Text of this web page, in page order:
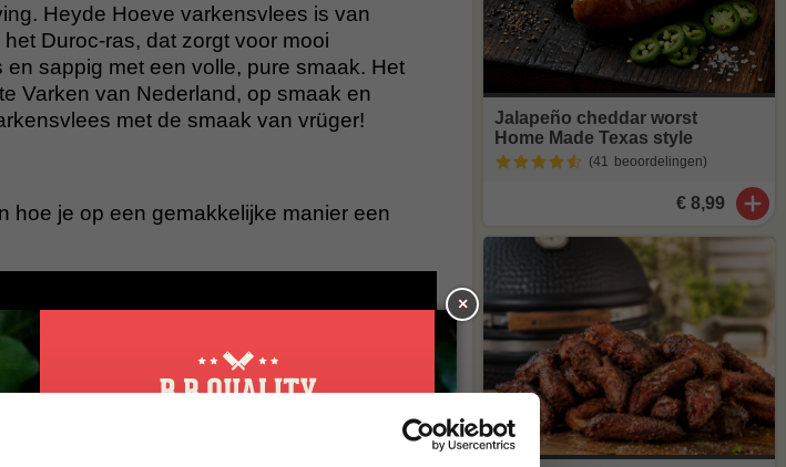
Heyde Hoeve varkensvlees is van
Duroc-ras, dat zorgt voor mooi
sappig met een volle, pure smaak. Het
Varken van Nederland, op smaak en
met de smaak van vrüger!
hoe je op een gemakkelijke manier een
Jalapeño cheddar worst
Home Made Texas style
(41 beoordelingen)
€ 8,99
×